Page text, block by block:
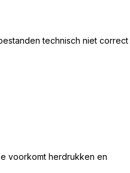
technisch niet correct
voorkomt herdrukken en